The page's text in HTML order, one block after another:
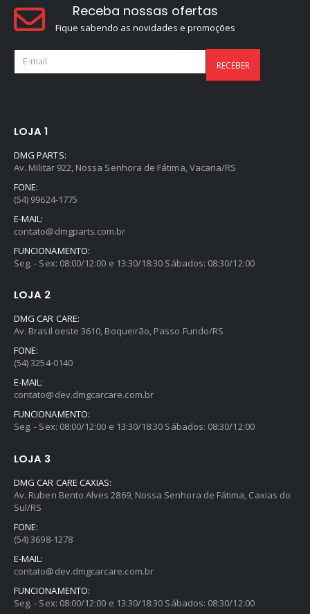
Receba nossas ofertas
Fique sabendo as novidades e promoções
LOJA 1
DMG PARTS:
Av. Militar 922, Nossa Senhora de Fátima, Vacaria/RS
FONE:
(54) 99624-1775
E-MAIL:
contato@dmgparts.com.br
FUNCIONAMENTO:
Seg. - Sex: 08:00/12:00 e 13:30/18:30 Sábados: 08:30/12:00
LOJA 2
DMG CAR CARE:
Av. Brasil oeste 3610, Boqueirão, Passo Fundo/RS
FONE:
(54) 3254-0140
E-MAIL:
contato@dev.dmgcarcare.com.br
FUNCIONAMENTO:
Seg. - Sex: 08:00/12:00 e 13:30/18:30 Sábados: 08:30/12:00
LOJA 3
DMG CAR CARE CAXIAS:
Av. Ruben Bento Alves 2869, Nossa Senhora de Fátima, Caxias do
Sul/RS
FONE:
(54) 3698-1278
E-MAIL:
contato@dev.dmgcarcare.com.br
FUNCIONAMENTO:
Seg. - Sex: 08:00/12:00 e 13:30/18:30 Sábados: 08:30/12:00